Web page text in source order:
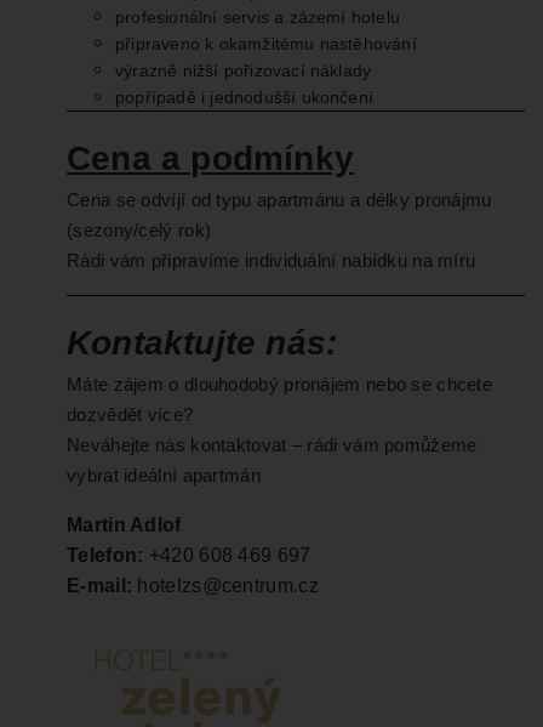
profesionální servis a zázemí hotelu
připraveno k okamžitému nastěhování
výrazně nižší pořizovací náklady
popřípadě i jednodušší ukončení
Cena a podmínky
Cena se odvíjí od typu apartmánu a délky pronájmu
(sezony/celý rok)
Rádi vám připravíme individuální nabídku na míru
Kontaktujte nás:
Máte zájem o dlouhodobý pronájem nebo se chcete
dozvědět více?
Neváhejte nás kontaktovat – rádi vám pomůžeme
vybrat ideální apartmán
Martin Adlof
Telefon: +420 608 469 697
E-mail: hotelzs@centrum.cz